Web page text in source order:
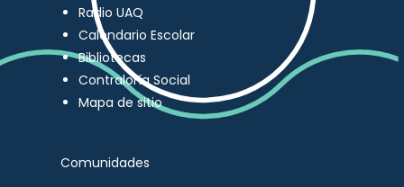
Radio UAQ
Calendario Escolar
Bibliotecas
Contraloría Social
Mapa de sitio
Comunidades